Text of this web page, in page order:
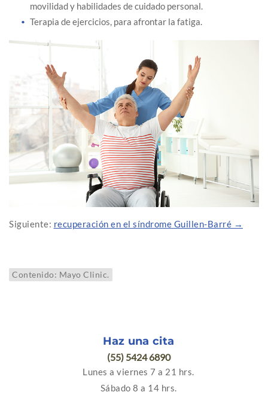
movilidad y habilidades de cuidado personal.
Terapia de ejercicios, para afrontar la fatiga.
Siguiente: recuperación en el síndrome Guillen-Barré →
Contenido: Mayo Clinic.
Haz una cita
(55) 5424 6890
Lunes a viernes 7 a 21 hrs.
Sábado 8 a 14 hrs.